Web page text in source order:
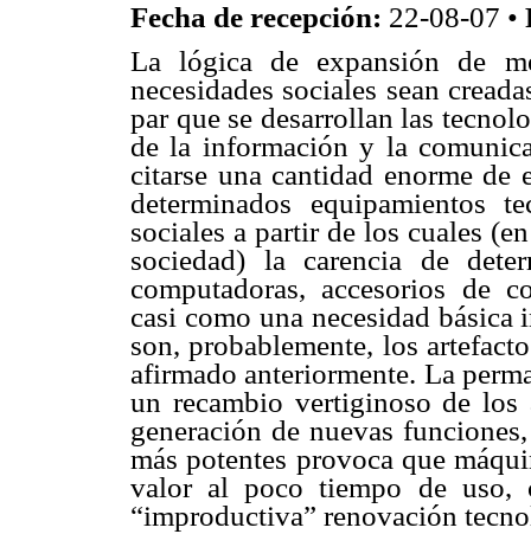
Fecha de recepción: 22-08-07 •
La lógica de expansión de
necesidades sociales sean
par que se desarrollan las
de la información y la
citarse una cantidad enorme de
determinados equipamientos
sociales a partir de los cuales
sociedad) la carencia de
computadoras, accesorios de
casi como una necesidad básica
son, probablemente, los
afirmado anteriormente. La
un recambio vertiginoso de los
generación de nuevas
más potentes provoca que
valor al poco tiempo de uso,
“improductiva” renovación